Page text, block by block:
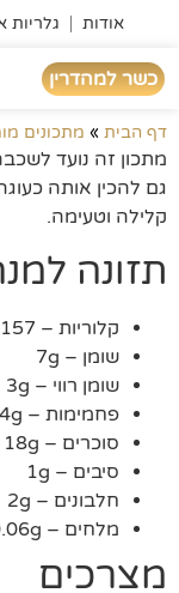
אודות גלריות
כשר למהדרין
דף הבית » מתכונים
מתכון זה נועד
גם להכין אותה
קלילה וטעימה.
תזונה
קלוריות – 157
שומן – 7g
שומן רווי – 3g
פחמימות – 24g
סוכרים – 18g
סיבים – 1g
חלבונים – 2g
מלחים – 0.06g
מצרכים